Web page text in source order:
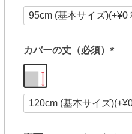
須
)
カバーの丈（必須）
須
)